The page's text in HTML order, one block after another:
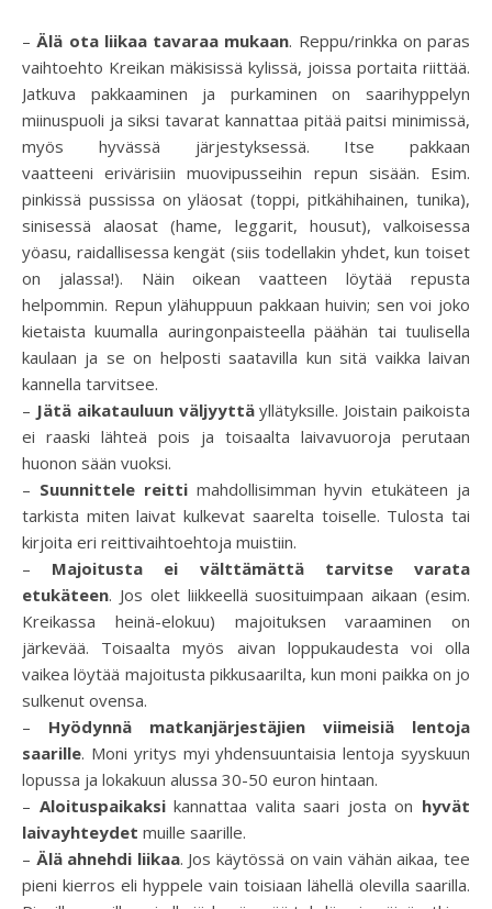
– Älä ota liikaa tavaraa mukaan. Reppu/rinkka on paras
vaihtoehto Kreikan mäkisissä kylissä, joissa portaita riittää.
Jatkuva pakkaaminen ja purkaminen on saarihyppelyn
miinuspuoli ja siksi tavarat kannattaa pitää paitsi minimissä,
myös hyvässä järjestyksessä. Itse pakkaan
vaatteeni erivärisiin muovipusseihin repun sisään. Esim.
pinkissä pussissa on yläosat (toppi, pitkähihainen, tunika),
sinisessä alaosat (hame, leggarit, housut), valkoisessa
yöasu, raidallisessa kengät (siis todellakin yhdet, kun toiset
on jalassa!). Näin oikean vaatteen löytää repusta
helpommin. Repun ylähuppuun pakkaan huivin; sen voi joko
kietaista kuumalla auringonpaisteella päähän tai tuulisella
kaulaan ja se on helposti saatavilla kun sitä vaikka laivan
kannella tarvitsee.
– Jätä aikatauluun väljyyttäyllätyksille. Joistain paikoista
ei raaski lähteä pois ja toisaalta laivavuoroja perutaan
huonon sään vuoksi.
– Suunnittele reittimahdollisimman hyvin etukäteen ja
tarkista miten laivat kulkevat saarelta toiselle. Tulosta tai
kirjoita eri reittivaihtoehtoja muistiin.
– Majoitusta ei välttämättä tarvitse varata
etukäteen. Jos olet liikkeellä suosituimpaan aikaan (esim.
Kreikassa heinä-elokuu) majoituksen varaaminen on
järkevää. Toisaalta myös aivan loppukaudesta voi olla
vaikea löytää majoitusta pikkusaarilta, kun moni paikka on jo
sulkenut ovensa.
– Hyödynnä matkanjärjestäjien viimeisiä lentoja
saarille. Moni yritys myi yhdensuuntaisia lentoja syyskuun
lopussa ja lokakuun alussa 30-50 euron hintaan.
– Aloituspaikaksikannattaa valita saari josta on hyvät
laivayhteydet muille saarille.
– Älä ahnehdi liikaa. Jos käytössä on vain vähän aikaa, tee
pieni kierros eli hyppele vain toisiaan lähellä olevilla saarilla.